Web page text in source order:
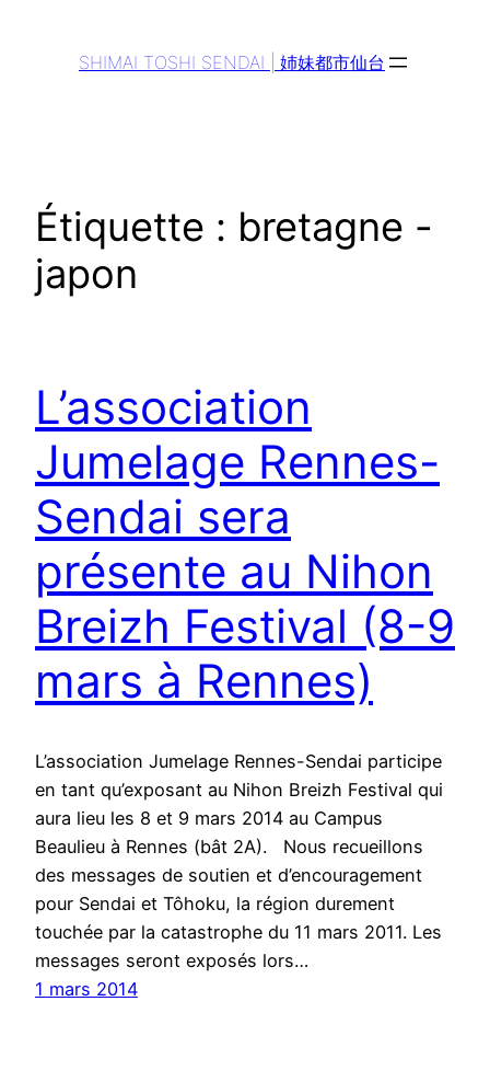
SHIMAI TOSHI SENDAI | 姉妹都市仙台
Étiquette : bretagne -
japon
L’association
Jumelage Rennes-
Sendai sera
présente au Nihon
Breizh Festival (8-9
mars à Rennes)
L’association Jumelage Rennes-Sendai participe
en tant qu’exposant au Nihon Breizh Festival qui
aura lieu les 8 et 9 mars 2014 au Campus
Beaulieu à Rennes (bât 2A). Nous recueillons
des messages de soutien et d’encouragement
pour Sendai et Tôhoku, la région durement
touchée par la catastrophe du 11 mars 2011. Les
messages seront exposés lors…
1 mars 2014